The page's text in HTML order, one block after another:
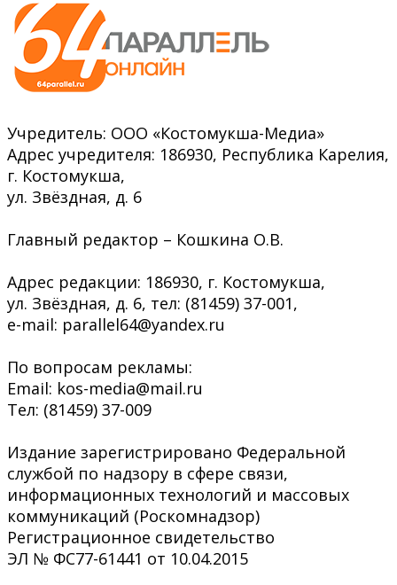
Учредитель: ООО «Костомукша-Медиа»
Адрес учредителя: 186930, Республика Карелия,
г. Костомукша,
ул. Звёздная, д. 6
Главный редактор – Кошкина О.В.
Адрес редакции: 186930, г. Костомукша,
ул. Звёздная, д. 6, тел: (81459) 37-001,
e-mail: parallel64@yandex.ru
По вопросам рекламы:
Email: kos-media@mail.ru
Тел: (81459) 37-009
Издание зарегистрировано Федеральной
службой по надзору в сфере связи,
информационных технологий и массовых
коммуникаций (Роскомнадзор)
Регистрационное свидетельство
ЭЛ № ФС77-61441 от 10.04.2015